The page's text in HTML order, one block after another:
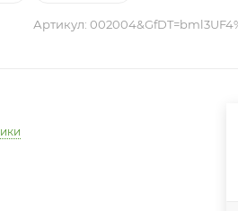
Артикул: